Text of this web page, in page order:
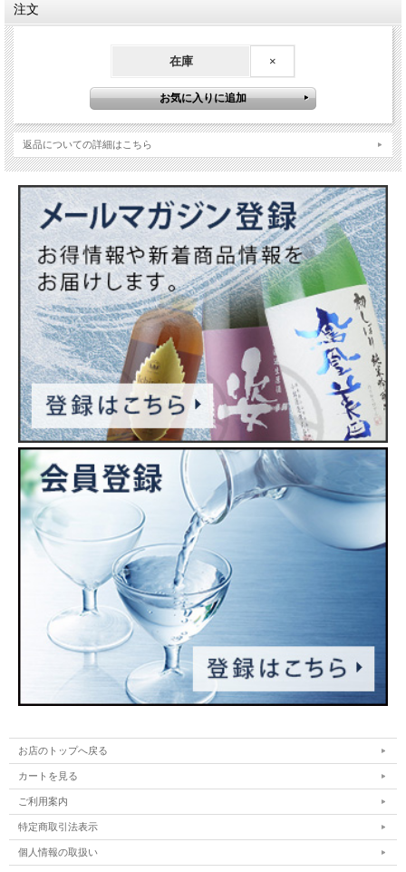
注文
在庫 ×
返品についての詳細はこちら
お店のトップへ戻る
カートを見る
ご利用案内
特定商取引法表示
個人情報の取扱い